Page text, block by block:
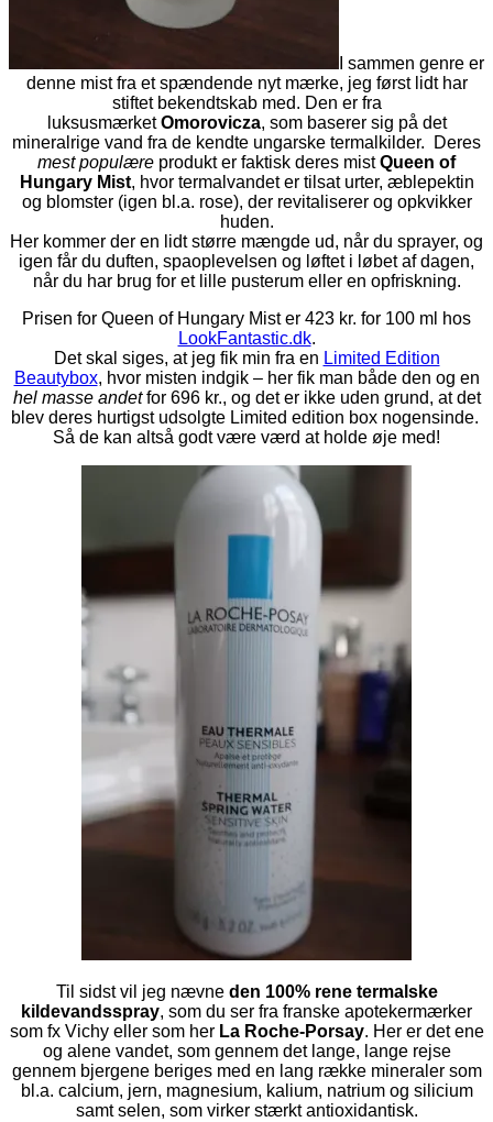
I sammen genre er
denne mist fra et spændende nyt mærke, jeg først lidt har
stiftet bekendtskab med. Den er fra
luksusmærketOmorovicza, som baserer sig på det
mineralrige vand fra de kendte ungarske termalkilder. Deres
mest populære produkt er faktisk deres mistQueen of
Hungary Mist, hvor termalvandet er tilsat urter, æblepektin
og blomster (igen bl.a. rose), der revitaliserer og opkvikker
huden.
Her kommer der en lidt større mængde ud, når du sprayer, og
igen får du duften, spaoplevelsen og løftet i løbet af dagen,
når du har brug for et lille pusterum eller en opfriskning.
Prisen for Queen of Hungary Mist er 423 kr. for 100 ml hos
LookFantastic.dk.
Det skal siges, at jeg fik min fra en Limited Edition
Beautybox, hvor misten indgik – her fik man både den og en
hel masse andetfor 696 kr., og det er ikke uden grund, at det
blev deres hurtigst udsolgte Limited edition box nogensinde.
Så de kan altså godt være værd at holde øje med!
Til sidst vil jeg nævne den 100% rene termalske
kildevandsspray, som du ser fra franske apotekermærker
som fx Vichy eller som her La Roche-Porsay. Her er det ene
og alene vandet, som gennem det lange, lange rejse
gennem bjergene beriges med en lang række mineraler som
bl.a. calcium, jern, magnesium, kalium, natrium og silicium
samt selen, som virker stærkt antioxidantisk.